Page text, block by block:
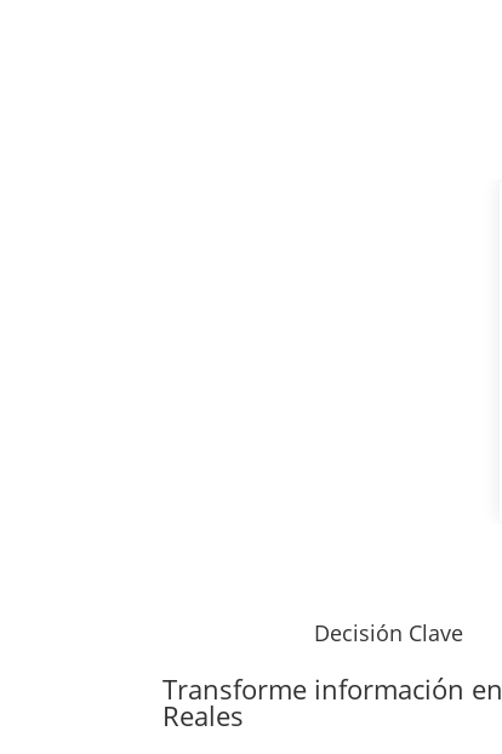
Decisión Clave
Transforme información en
Reales